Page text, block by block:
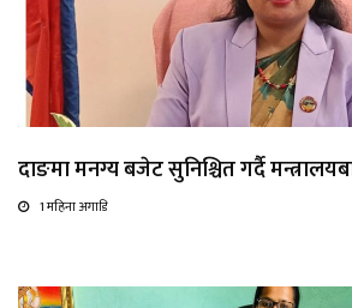
दाङमा मनग्य बजेट सुनिश्चित गर्दै
1 महिना अगाडि